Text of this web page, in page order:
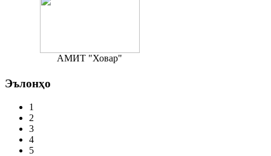
АМИТ "Ховар"
Эълонҳо
1
2
3
4
5